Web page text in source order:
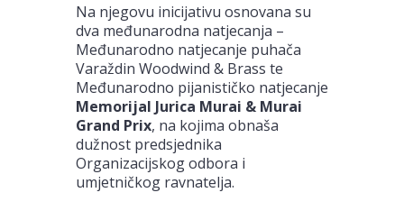
Na njegovu inicijativu osnovana su
dva međunarodna natjecanja –
Međunarodno natjecanje puhača
Varaždin Woodwind & Brass te
Međunarodno pijanističko natjecanje
Memorijal Jurica Murai & Murai
Grand Prix, na kojima obnaša
dužnost predsjednika
Organizacijskog odbora i
umjetničkog ravnatelja.